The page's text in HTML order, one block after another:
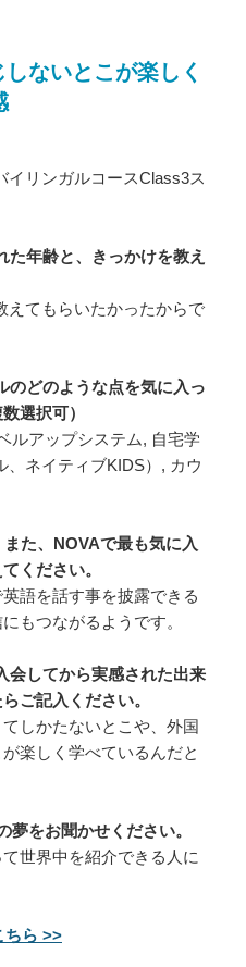
ないとこが楽しく
イリンガルコースClass3ス
年齢と、きっかけを教え
えてもらいたかったからで
のどのような点を気に入っ
選択可）
ルアップシステム, 自宅学
、ネイティブKIDS）, カウ
た、NOVAで最も気に入
ください。
語を話す事を披露できる
もつながるようです。
会してから実感された出来
ご記入ください。
しかたないとこや、外国
楽しく学べているんだと
夢をお聞かせください。
世界中を紹介できる人に
ちら >>